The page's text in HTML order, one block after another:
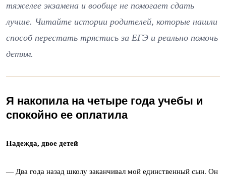
тяжелее экзамена и вообще не помогает сдать
лучше. Читайте истории родителей, которые нашли
способ перестать трястись за ЕГЭ и реально помочь
детям.
Я накопила на четыре года учебы и
спокойно ее оплатила
Надежда, двое детей
— Два года назад школу заканчивал мой единственный сын. Он